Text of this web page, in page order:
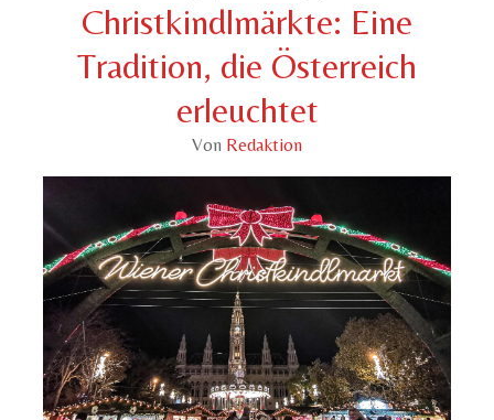
Christkindlmärkte: Eine
Tradition, die Österreich
erleuchtet
Von Redaktion